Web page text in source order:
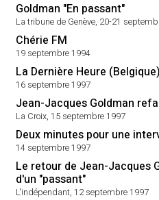
Goldman "En passant"
La tribune de Genève, 20-21
Chérie FM
19 septembre 1994
La Dernière Heure (Belgique)
16 septembre 1997
Jean-Jacques Goldman
La Croix, 15 septembre 1997
Deux minutes pour une
14 septembre 1997
Le retour de Jean-Jacques
d'un "passant"
L'indépendant, 12 septembre 1997